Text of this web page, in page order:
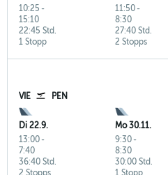
10:25 -
15:10
1 Stopp
22:45 Std.
11:50-
8:30
2 Stopps
27:40 Std.
VIE PEN
Di 22.9.
13:00-
7:40
2 Stopps
36:40 Std.
Mo 30.11.
9:30-
8:30
1 Stopp
30:00 Std.